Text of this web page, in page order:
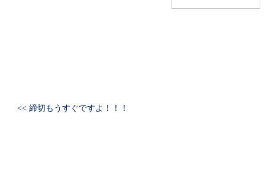
<< 締切もうすぐですよ！！！